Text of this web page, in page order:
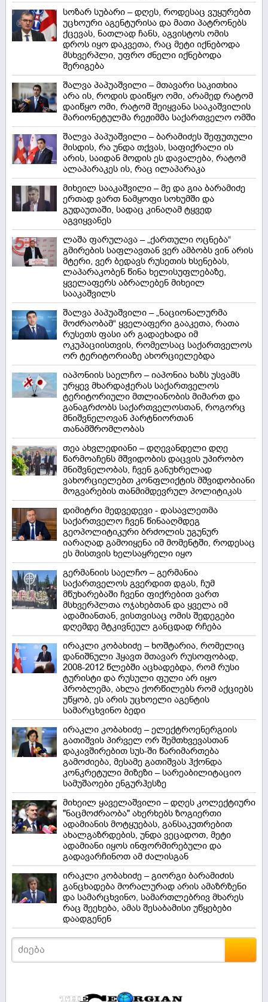
სოზარ სუბარი – დღეს, როდესაც ვუყურებთ
უცხოური აგენტურისა და მათი პატრონებს
ქცევას, ნათლად ჩანს, აგვისტოს ომის
დროს იყო დაკვეთა, რაც მეტი იქნებოდა
მსხვერპლი, უფრო ძნელი იქნებოდა
შერიგება
შალვა პაპუაშვილი – მთავარი საკითხია
არა ის, როდის დაიწყო ომი, არამედ რატომ
დაიწყო ომი, რატომ შეიყვანა სააკაშვილის
მარიონეტულმა რეჟიმმა საქართველო ომში
შალვა პაპუაშვილი – ბარამიძეს შეფუთული
მისდის, რა უნდა თქვას, საფიქრალი ის
არის, საიდან მოდის ეს დავალება, რატომ
ალაპარაკეს ის, რაც ილაპარაკა
მიხეილ სააკაშვილი – მე და გია ბარამიძე
ერთად ვართ ნამყოფი სოხუმში და
გუდაუთაში, სადაც კინაღამ ტყვედ
აგვიყვანეს
ლაშა ფარულავა – „ქართული ოცნება“
გმირების საფლავთან ვერ ამბობს ვინ არის
მტერი, ვერ ბედავს რუსეთის ხსენებას,
ლაპარაკობენ წინა ხელისუფლებაზე,
ყველაფერს აბრალებენ მიხეილ
სააკაშვილს
შალვა პაპუაშვილი – „ნაციონალურმა
მოძრაობამ“ ყველაფერი გააკეთა, რათა
რუსეთს ფასი არ გადაეხადა იმ
ოკუპაციისთვის, რომელსაც საქართველოს
ორ ტერიტორიაზე ახორციელებდა
იაპონიის საელჩო – იაპონია ხაზს უსვამს
ურყევ მხარდაჭერას საქართველოს
ტერიტორიული მთლიანობის მიმართ და
განაგრძობს საქართველოსთან, როგორც
მნიშვნელოვან პარტნიორთან
თანამშრომლობას
თეა ახვლედიანი – დღევანდელი დღე
წარმოაჩენს მშვიდობის დაცვის უპირობო
მნიშვნელობას, ჩვენ განუხრელად
ვახორციელებთ კონფლიქტის მშვიდობიანი
მოგვარების თანმიმდევრულ პოლიტიკას
დიმიტრი მედვედევი - დასავლეთმა
საქართველო ჩვენ წინააღმდეგ
გეოპოლიტიკური ბრძოლის უგუნურ
იარაღად გამოიყენა იმ მომენტში, როდესაც
ეს მისთვის ხელსაყრელი იყო
გერმანიის საელჩო – გერმანია
საქართველოს გვერდით დგას, ჩუმ
მწუხარებაში ჩვენი ფიქრებით ვართ
მსხვერპლთა ოჯახებთან და ყველა იმ
ადამიანთან, ვისთვისაც ომის შედეგები
დღემდე მტკივნეულ განცდად რჩება
ირაკლი კობახიძე – ხოშტარია, რომელიც
დანიშნული ჰყავთ მთავარ რუსოფობად,
2008-2012 წლებში აცხადებდა, რომ რუსი
ტურისტი და რუსული ფული არ იყო
პრობლემა, ახლა ქორწილებს რომ აქციებს
უწყობ, ეს არის უცხოელი აგენტის
სამარცხვინო ბედი
ირაკლი კობახიძე – ელექტროენერგიის
გათიშვის პირველ ორ შემთხვევასთან
დაკავშირებით სუს-ში წარიმართება
გამოძიება, მესამე გათიშვას ჰქონდა
კონკრეტული მიზეზი – სარეაბილიტაციო
სამუშაოები ენგურჰესზე
მიხეილ ყაველაშვილი – დღეს კოლექტიური
"ნაცმოძრაობა" ახერხებს ზოგიერთი
ადამიანის მოტყუებას, განსაკუთრებით
ახალგაზრდების, უნდა ვეცადოთ, მეტი
ადამიანი იყოს ინფორმირებული და
გადავარჩინოთ ამ ძალისგან
ირაკლი კობახიძე – გიორგი ბარამიძის
განცხადება მორალურად არის ამაზრზენი
და სამარცხვინო, სამართლებრივ მხარეს
რაც შეეხება, ამას შესაბამისი უწყებები
დაადგენენ